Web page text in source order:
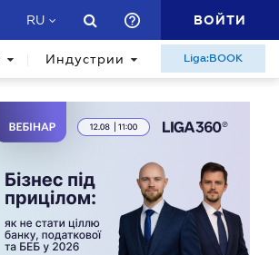
RU ВОЙТИ
Индустрии Liga:BOOK